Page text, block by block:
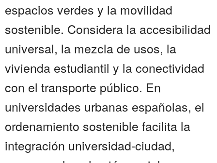
espacios verdes y la movilidad
sostenible. Considera la accesibilidad
universal, la mezcla de usos, la
vivienda estudiantil y la conectividad
con el transporte público. En
universidades urbanas españolas, el
ordenamiento sostenible facilita la
integración universidad-ciudad,